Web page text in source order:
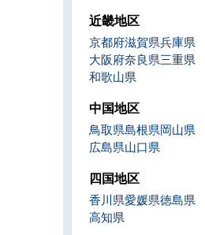
定価
AC
0
（税込
※メー
す、
近畿地区
京都府滋賀県兵庫県
大阪府奈良県三重県
和歌山県
中国地区
鳥取県島根県岡山県
広島県山口県
四国地区
香川県愛媛県徳島県
高知県